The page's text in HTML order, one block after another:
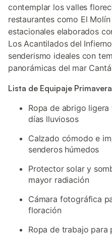
contemplar los valles
restaurantes como El
estacionales elaborados
Los Acantilados del
senderismo ideales con
panorámicas del mar
Lista de Equipaje Primavera
Ropa de abrigo
días lluviosos
Calzado cómodo e
senderos húmedos
Protector solar y
mayor radiación
Cámara fotográfica
floración
Ropa de trabajo